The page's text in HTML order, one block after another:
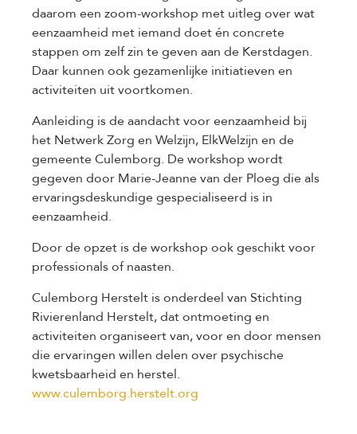
daarom een zoom-workshop met uitleg over wat
eenzaamheid met iemand doet én concrete
stappen om zelf zin te geven aan de Kerstdagen.
Daar kunnen ook gezamenlijke initiatieven en
activiteiten uit voortkomen.
Aanleiding is de aandacht voor eenzaamheid bij
het Netwerk Zorg en Welzijn, ElkWelzijn en de
gemeente Culemborg. De workshop wordt
gegeven door Marie-Jeanne van der Ploeg die als
ervaringsdeskundige gespecialiseerd is in
eenzaamheid.
Door de opzet is de workshop ook geschikt voor
professionals of naasten.
Culemborg Herstelt is onderdeel van Stichting
Rivierenland Herstelt, dat ontmoeting en
activiteiten organiseert van, voor en door mensen
die ervaringen willen delen over psychische
kwetsbaarheid en herstel.
www.culemborg.herstelt.org